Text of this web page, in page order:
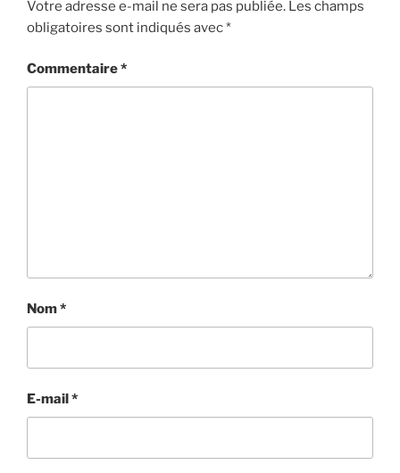
Votre adresse e-mail ne sera pas publiée. Les champs
obligatoires sont indiqués avec*
Commentaire*
Nom*
E-mail*